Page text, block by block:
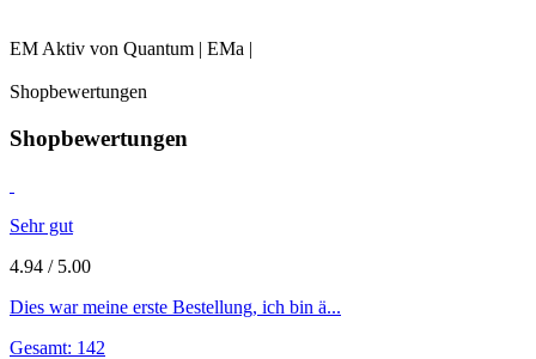
EM Aktiv von Quantum | EMa |
Shopbewertungen
Shopbewertungen
Sehr gut
4.94 / 5.00
Dies war meine erste Bestellung, ich bin ä...
Gesamt: 142